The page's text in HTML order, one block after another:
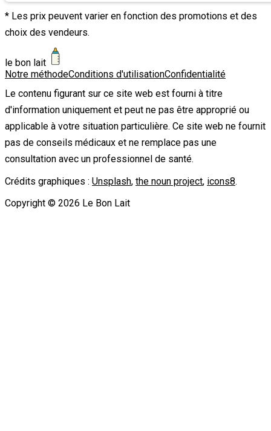
* Les prix peuvent varier en fonction des promotions et des
choix des vendeurs.
le bon lait
Notre méthodeConditions d'utilisationConfidentialité
Le contenu figurant sur ce site web est fourni à titre
d'information uniquement et peut ne pas être approprié ou
applicable à votre situation particulière. Ce site web ne fournit
pas de conseils médicaux et ne remplace pas une
consultation avec un professionnel de santé.
Crédits graphiques : Unsplash, the noun project, icons8.
Copyright © 2026 Le Bon Lait